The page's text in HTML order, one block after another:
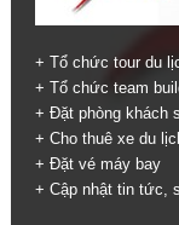
+ Tổ chức tour du
+ Tổ chức team
+ Đặt phòng khách
+ Cho thuê xe du
+ Đặt vé máy bay
+ Cập nhật tin tức,